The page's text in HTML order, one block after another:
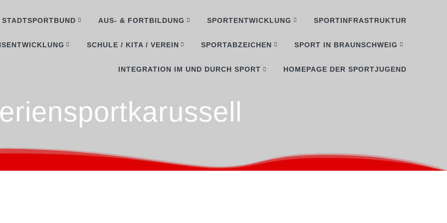
STADTSPORTBUND AUS- & FORTBILDUNG SPORTENTWICKLUNG SPORTINFRASTRUKTUR
SCHULE / KITA / VEREIN SPORTABZEICHEN SPORT IN BRAUNSCHWEIG
INTEGRATION IM UND DURCH SPORT HOMEPAGE DER SPORTJUGEND